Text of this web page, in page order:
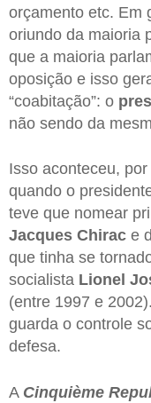
orçamento etc. Em
oriundo da maioria
que a maioria
oposição e isso
“coabitação”: o
não sendo da
Isso aconteceu,
quando o
teve que nomear
Jacques Chirac e
que tinha se
socialista Lionel
(entre 1997 e
guarda o controle
defesa.
A Cinquième